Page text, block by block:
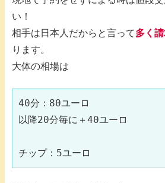
い！
相手は日本人だからと言って多く
ります。
大体の相場は
40分：80ユーロ
以降20分毎に＋40ユーロ
チップ：5ユーロ